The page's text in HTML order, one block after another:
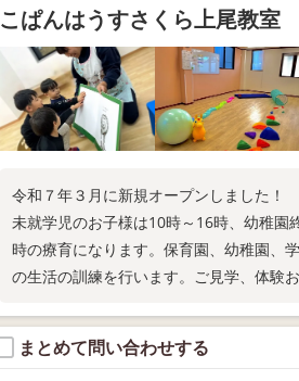
こぱんはうすさくら上尾教室
令和７年３月に新規オープンしました！
未就学児のお子様は10時～16時、幼稚
時の療育になります。保育園、幼稚園、
の生活の訓練を行います。ご見学、体験
まとめて問い合わせする